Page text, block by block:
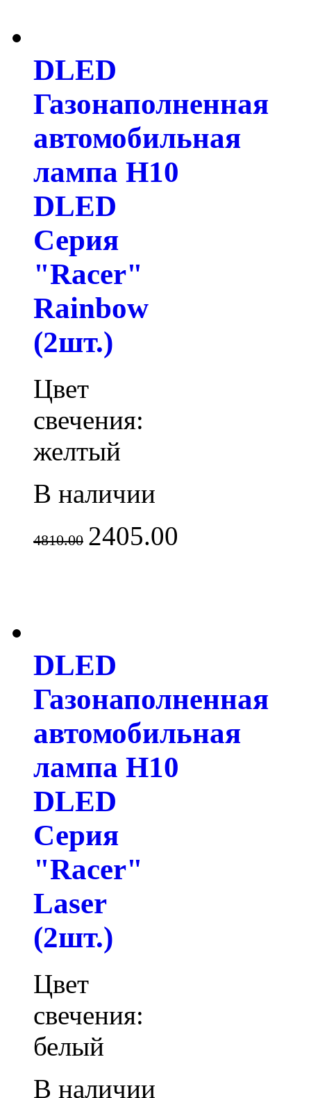
DLED
Газонаполненная
автомобильная
лампа H10
DLED
Серия
"Racer"
Rainbow
(2шт.)
Цвет
свечения:
желтый
В наличии
4810.00 2405.00
DLED
Газонаполненная
автомобильная
лампа H10
DLED
Серия
"Racer"
Laser
(2шт.)
Цвет
свечения:
белый
В наличии